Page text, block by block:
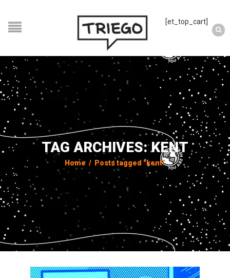
[et_top_cart]
TAG ARCHIVES: KENT
Home / Posts tagged "kent"